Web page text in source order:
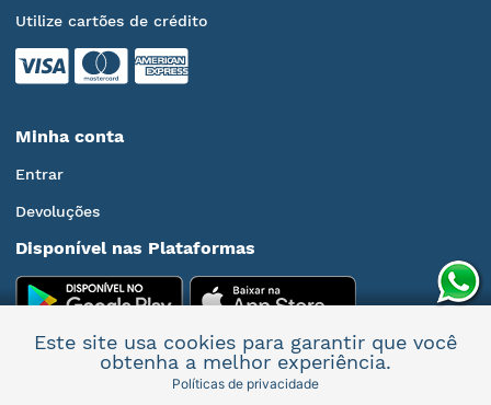
Utilize cartões de crédito
Minha conta
Entrar
Devoluções
Disponível nas Plataformas
Este site usa cookies para garantir que você
obtenha a melhor experiência.
Políticas de privacidade